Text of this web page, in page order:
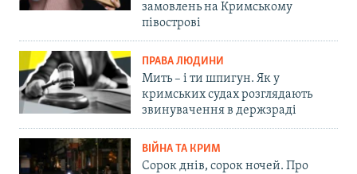
замовлень на Кримському
півострові
ПРАВА ЛЮДИНИ
Мить – і ти шпигун. Як у
кримських судах розглядають
звинувачення в держзраді
ВІЙНА ТА КРИМ
Сорок днів, сорок ночей. Про